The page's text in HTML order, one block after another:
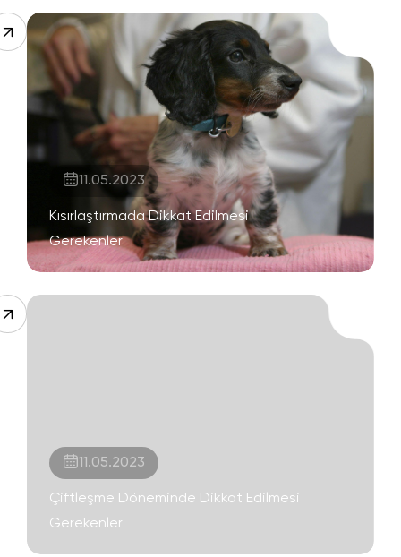
11.05.2023
Kısırlaştırmada Dikkat Edilmesi
Gerekenler
11.05.2023
Çiftleşme Döneminde Dikkat Edilmesi
Gerekenler